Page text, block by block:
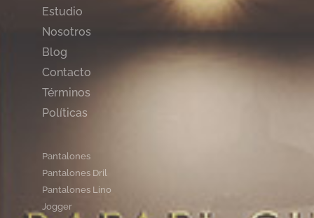
Estudio
Nosotros
Blog
Contacto
Términos
Políticas
Pantalones
Pantalones Dril
Pantalones Lino
Jogger